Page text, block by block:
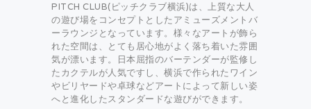
PITCH CLUB(ピッチクラブ横浜)は、上質な大人
の遊び場をコンセプトとしたアミューズメントバ
ーラウンジとなっています。様々なアートが飾ら
れた空間は、とても居心地がよく落ち着いた雰囲
気が漂います。日本屈指のバーテンダーが監修し
たカクテルが人気ですし、横浜で作られたワイン
やビリヤードや卓球などアートによって新しい姿
へと進化したスタンダードな遊びができます。